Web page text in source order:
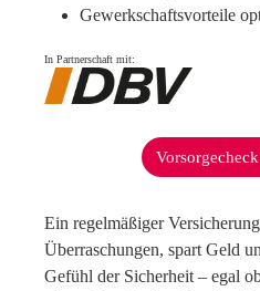
Gewerkschaftsvorteile
In Partnerschaft mit:
Ein regelmäßiger
Überraschungen, spart Geld
Gefühl der Sicherheit – egal